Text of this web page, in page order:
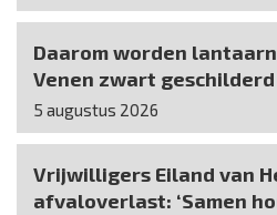
Daarom worden
Venen zwart geschilderd
5 augustus 2026
Vrijwilligers Eiland van
afvaloverlast: ‘Samen